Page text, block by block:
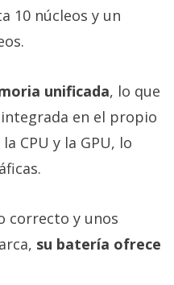
10 núcleos y un
unificada, lo que
en el propio
CPU y la GPU, lo
correcto y unos
su batería ofrece